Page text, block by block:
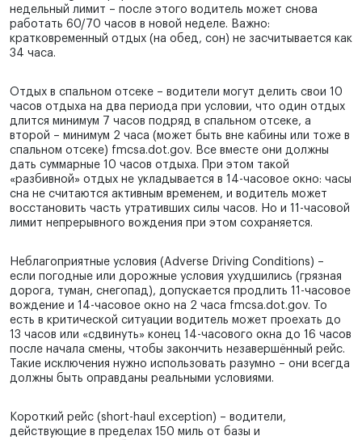
недельный лимит – после этого водитель может снова
работать 60/70 часов в новой неделе. Важно:
кратковременный отдых (на обед, сон) не засчитывается как
34 часа.
Отдых в спальном отсеке – водители могут делить свои 10
часов отдыха на два периода при условии, что один отдых
длится минимум 7 часов подряд в спальном отсеке, а
второй – минимум 2 часа (может быть вне кабины или тоже в
спальном отсеке) fmcsa.dot.gov. Все вместе они должны
дать суммарные 10 часов отдыха. При этом такой
«разбивной» отдых не укладывается в 14-часовое окно: часы
сна не считаются активным временем, и водитель может
восстановить часть утративших силы часов. Но и 11-часовой
лимит непрерывного вождения при этом сохраняется.
Неблагоприятные условия (Adverse Driving Conditions) –
если погодные или дорожные условия ухудшились (грязная
дорога, туман, снегопад), допускается продлить 11-часовое
вождение и 14-часовое окно на 2 часа fmcsa.dot.gov. То
есть в критической ситуации водитель может проехать до
13 часов или «сдвинуть» конец 14-часового окна до 16 часов
после начала смены, чтобы закончить незавершённый рейс.
Такие исключения нужно использовать разумно – они всегда
должны быть оправданы реальными условиями.
Короткий рейс (short-haul exception) – водители,
действующие в пределах 150 миль от базы и